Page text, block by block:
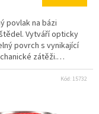
povlak na bázi
Vytváří opticky
povrch s vynikající
zátěži.
potravinami. V
betonových
zatížením, jako jsou
laboratoře, prodejní
Kód: 15732